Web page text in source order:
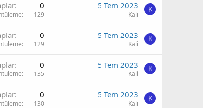
0
129
5 Tem 2023
Kali
K
0
129
5 Tem 2023
Kali
K
0
135
5 Tem 2023
Kali
K
0
130
5 Tem 2023
Kali
K